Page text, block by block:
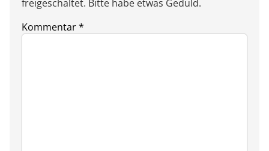
freigeschaltet. Bitte habe etwas Geduld.
Kommentar*